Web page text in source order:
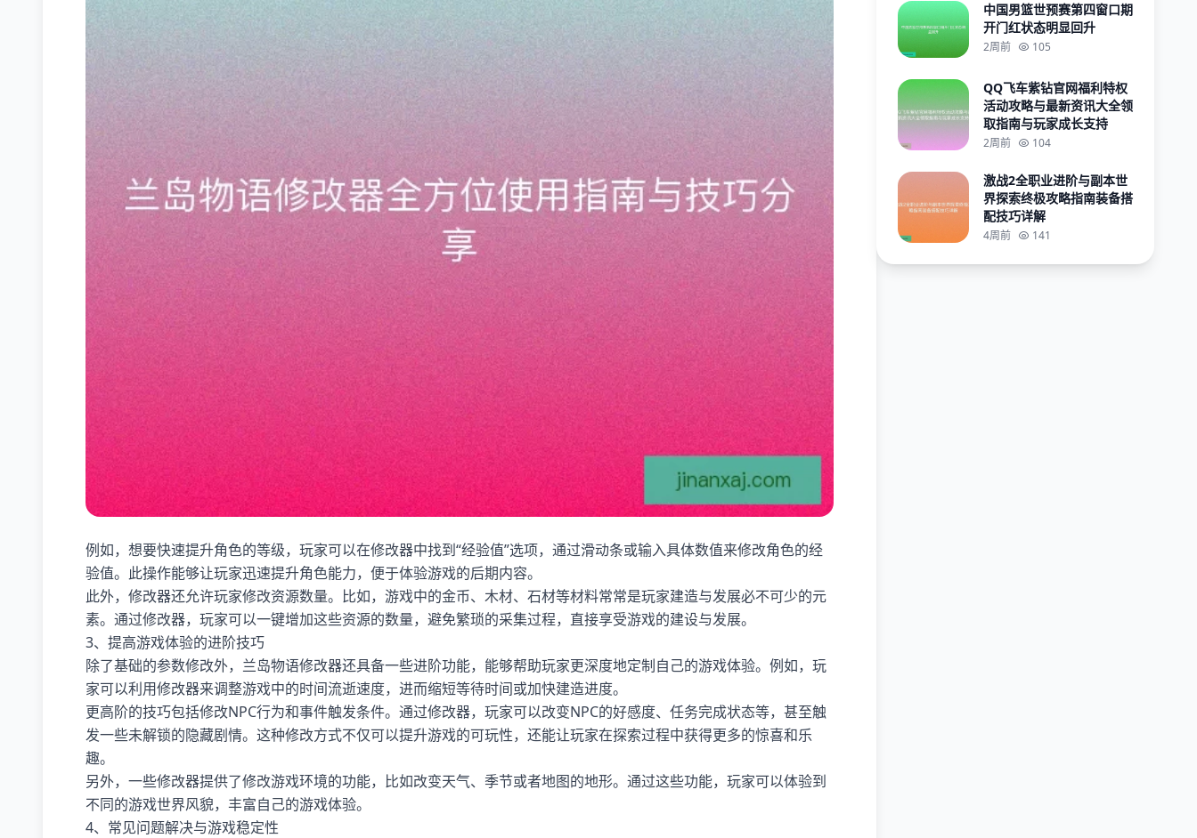
例如，想要快速提升角色的等级，玩家可以在修改器中找到“经验值”选项，通过滑动条或输入具体数值来修改角色的经
验值。此操作能够让玩家迅速提升角色能力，便于体验游戏的后期内容。
此外，修改器还允许玩家修改资源数量。比如，游戏中的金币、木材、石材等材料常常是玩家建造与发展必不可少的元
素。通过修改器，玩家可以一键增加这些资源的数量，避免繁琐的采集过程，直接享受游戏的建设与发展。
3、提高游戏体验的进阶技巧
除了基础的参数修改外，兰岛物语修改器还具备一些进阶功能，能够帮助玩家更深度地定制自己的游戏体验。例如，玩
家可以利用修改器来调整游戏中的时间流逝速度，进而缩短等待时间或加快建造进度。
更高阶的技巧包括修改NPC行为和事件触发条件。通过修改器，玩家可以改变NPC的好感度、任务完成状态等，甚至触
发一些未解锁的隐藏剧情。这种修改方式不仅可以提升游戏的可玩性，还能让玩家在探索过程中获得更多的惊喜和乐
趣。
另外，一些修改器提供了修改游戏环境的功能，比如改变天气、季节或者地图的地形。通过这些功能，玩家可以体验到
不同的游戏世界风貌，丰富自己的游戏体验。
4、常见问题解决与游戏稳定性
中国男篮世预赛第四窗口期
开门红状态明显回升
2周前 105
QQ飞车紫钻官网福利特权
活动攻略与最新资讯大全领
取指南与玩家成长支持
2周前 104
激战2全职业进阶与副本世
界探索终极攻略指南装备搭
配技巧详解
4周前 141